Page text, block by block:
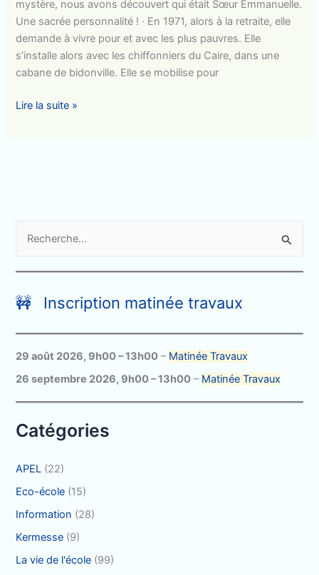
Chandeleur
mystère, nous avons découvert qui était Sœur Emmanuelle.
Une sacrée personnalité ! · En 1971, alors à la retraite, elle
demande à vivre pour et avec les plus pauvres. Elle
s’installe alors avec les chiffonniers du Caire, dans une
cabane de bidonville. Elle se mobilise pour
«
Lire la suite »
c
h
e
r
c
h
🚧 Inscription matinée travaux
29 août 2026, 9h00–13h00 – Matinée Travaux
26 septembre 2026, 9h00–13h00 – Matinée Travaux
Catégories
APEL (22)
Eco-école (15)
Information (28)
Kermesse (9)
La vie de l'école (99)